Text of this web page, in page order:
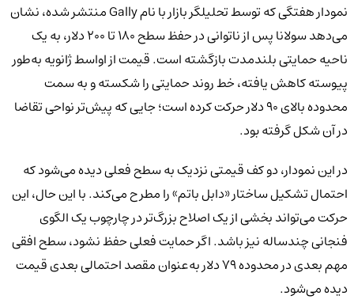
نمودار هفتگی که توسط تحلیلگر بازار با نام Gally منتشر شده، نشان
می‌دهد سولانا پس از ناتوانی در حفظ سطح ۱۸۰ تا ۲۰۰ دلار، به یک
ناحیه حمایتی بلندمدت بازگشته است. قیمت از اواسط ژانویه به‌طور
پیوسته کاهش یافته، خط روند حمایتی را شکسته و به سمت
محدوده بالای ۹۰ دلار حرکت کرده است؛ جایی که پیش‌تر نواحی تقاضا
در آن شکل گرفته بود.
در این نمودار، دو کف قیمتی نزدیک به سطح فعلی دیده می‌شود که
احتمال تشکیل ساختار «دابل باتم» را مطرح می‌کند. با این حال، این
حرکت می‌تواند بخشی از یک اصلاح بزرگ‌تر در چارچوب یک الگوی
فنجانی چندساله نیز باشد. اگر حمایت فعلی حفظ نشود، سطح افقی
مهم بعدی در محدوده ۷۹ دلار به‌عنوان مقصد احتمالی بعدی قیمت
دیده می‌شود.